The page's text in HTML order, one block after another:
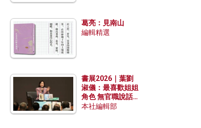
葛亮：見南山
編輯精選
書展2026｜葉劉
淑儀：最喜歡姐姐
角色 無官職說話
包袱少
本社編輯部